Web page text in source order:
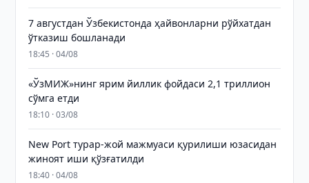
7 августдан Ўзбекистонда ҳайвонларни рўйхатдан
ўтказиш бошланади
18:45 · 04/08
«ЎзМИЖ»нинг ярим йиллик фойдаси 2,1 триллион
сўмга етди
18:10 · 03/08
New Port турар-жой мажмуаси қурилиши юзасидан
жиноят иши қўзғатилди
18:40 · 04/08